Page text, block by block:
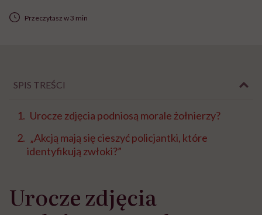
Przeczytasz w 3 min
SPIS TREŚCI
Urocze zdjęcia podniosą morale żołnierzy?
„Akcją mają się cieszyć policjantki, które
identyfikują zwłoki?”
Urocze zdjęcia